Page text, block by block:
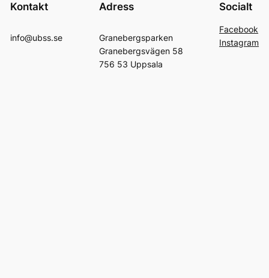
Kontakt
info@ubss.se
Adress
Granebergsparken
Granebergsvägen 58
756 53 Uppsala
Socialt
Facebook
Instagram